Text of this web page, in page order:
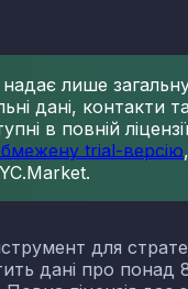
надає лише
дані, контакти
в повній
trial-версію
для
дані про понад